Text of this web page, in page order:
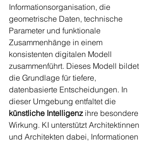
Informationsorganisation, die
geometrische Daten, technische
Parameter und funktionale
Zusammenhänge in einem
konsistenten digitalen Modell
zusammenführt. Dieses Modell bildet
die Grundlage für tiefere,
datenbasierte Entscheidungen. In
dieser Umgebung entfaltet die
künstliche Intelligenz ihre besondere
Wirkung. KI unterstützt Architektinnen
und Architekten dabei, Informationen